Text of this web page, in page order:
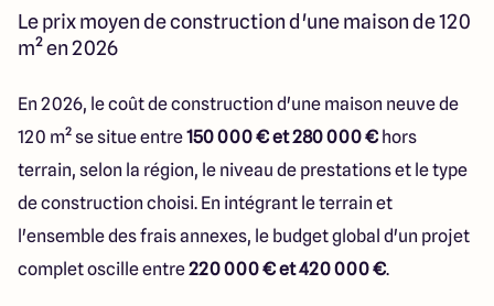
Le prix moyen de construction d'une maison de 120
m² en 2026
En 2026, le coût de construction d'une maison neuve de
120 m² se situe entre150 000 € et 280 000 € hors
terrain, selon la région, le niveau de prestations et le type
de construction choisi. En intégrant le terrain et
l'ensemble des frais annexes, le budget global d'un projet
complet oscille entre220 000 € et 420 000 €.